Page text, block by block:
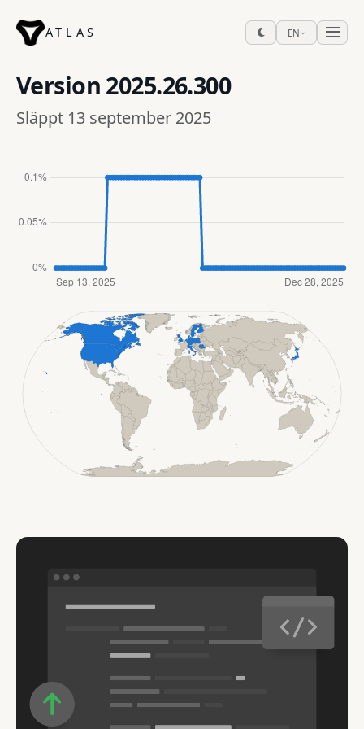
ATLAS EN
Version 2025.26.300
Släppt 13 september 2025